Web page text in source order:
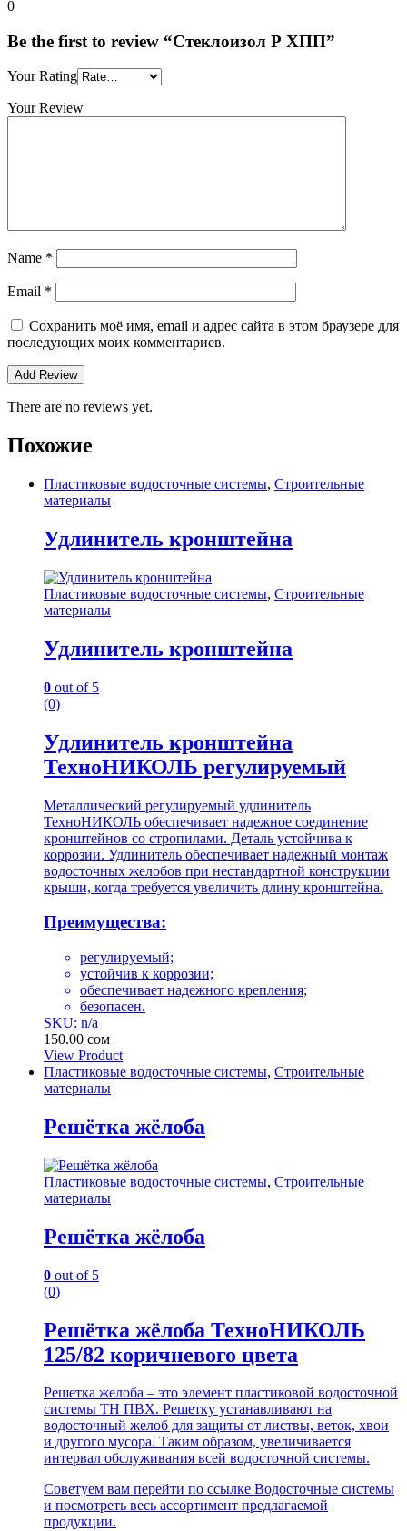
0
Be the first to review “Стеклоизол Р ХПП”
Your Rating
Your Review
Name *
Email *
Сохранить моё имя, email и адрес сайта в этом браузере для
последующих моих комментариев.
There are no reviews yet.
Похожие
Пластиковые водосточные системы, Строительные
материалы
Удлинитель кронштейна
Пластиковые водосточные системы, Строительные
материалы
Удлинитель кронштейна
0 out of 5
(0)
Удлинитель кронштейна
ТехноНИКОЛЬ регулируемый
Металлический регулируемый удлинитель
ТехноНИКОЛЬ обеспечивает надежное соединение
кронштейнов со стропилами. Деталь устойчива к
коррозии. Удлинитель обеспечивает надежный монтаж
водосточных желобов при нестандартной конструкции
крыши, когда требуется увеличить длину кронштейна.
Преимущества:
регулируемый;
устойчив к коррозии;
обеспечивает надежного крепления;
безопасен.
SKU: n/a
150.00 сом
View Product
Пластиковые водосточные системы, Строительные
материалы
Решётка жёлоба
Пластиковые водосточные системы, Строительные
материалы
Решётка жёлоба
0 out of 5
(0)
Решётка жёлоба ТехноНИКОЛЬ
125/82 коричневого цвета
Решетка желоба – это элемент пластиковой водосточной
системы ТН ПВХ. Решетку устанавливают на
водосточный желоб для защиты от листвы, веток, хвои
и другого мусора. Таким образом, увеличивается
интервал обслуживания всей водосточной системы.
Советуем вам перейти по ссылке Водосточные системы
и посмотреть весь ассортимент предлагаемой
продукции.